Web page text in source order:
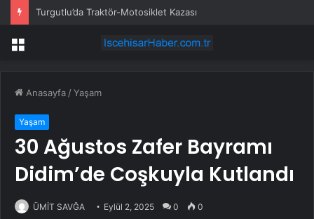
Turgutlu’da Traktör-Motosiklet Kazası
Menü
Anasayfa /Yaşam
Yaşam
30 Ağustos Zafer Bayramı
Didim’de Coşkuyla Kutlandı
ÜMİT SAVĞA Eylül 2, 2025 0 0